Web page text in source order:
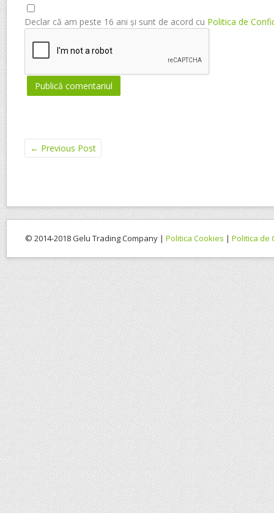
Declar că am peste 16 ani și sunt de acord cu Politica de
← Previous Post
© 2014-2018 Gelu Trading Company | Politica Cookies | Politica de